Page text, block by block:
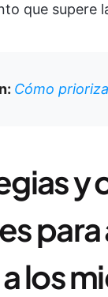
que supere
Cómo
y
para
los